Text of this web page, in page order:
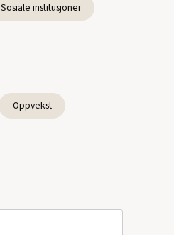
Sosiale institusjoner
Oppvekst